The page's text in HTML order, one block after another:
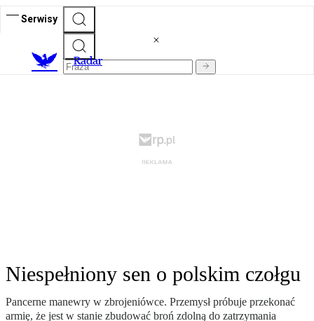
Serwisy
Radar
Niespełniony sen o polskim czołgu
Pancerne manewry w zbrojeniówce. Przemysł próbuje przekonać
armię, że jest w stanie zbudować broń zdolną do zatrzymania